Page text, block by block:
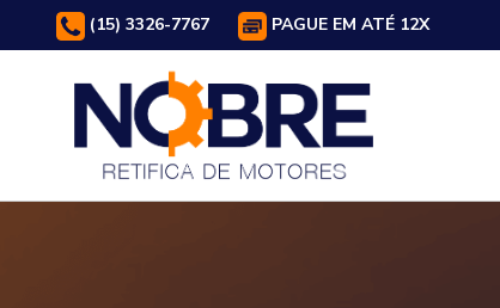
(15) 3326-7767 PAGUE EM ATÉ 12X